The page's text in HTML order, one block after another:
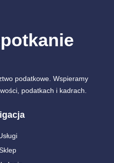
podatkowe. Wspieramy
podatkach i kadrach.